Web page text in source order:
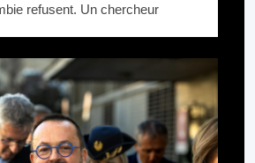
refusent. Un chercheur